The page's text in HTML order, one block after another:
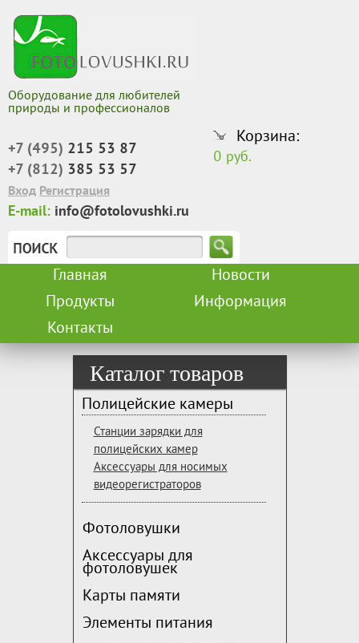
Оборудование для любителей
природы и профессионалов
+7 (495) 215 53 87
+7 (812) 385 53 57
Вход Регистрация
E-mail: info@fotolovushki.ru
Корзина:
0 руб.
Главная
Новости
Продукты
Информация
Контакты
Каталог товаров
Полицейские камеры
Станции зарядки для
полицейских камер
Аксессуары для носимых
видеорегистраторов
Фотоловушки
Аксессуары для
фотоловушек
Карты памяти
Элементы питания